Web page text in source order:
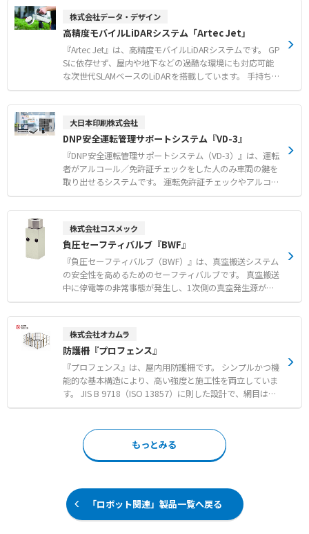
点検ワークフロー 【用途・事例】 ●配管などのエア漏れ
（エアリーク）検査 ●より遠い距離からの微小なガス漏れ
や真空漏れの迅速な特定 ●部分放電の検出および放電タイ
プの識別によるダウンタイム防止
を行う制御方式で、一部モデルはバイパス回路を内蔵して
います。 さまざまな設備機器の改善実績があり、機械的な
損傷を大幅に低減します。 【特徴】 ●サイリスタ位相制
御による滑らかな始動・停止と突入電流の防止 ●ボタン操
作で初期電圧や始動時間などの多様な設定が自由に可能 ●
定常時のバイパス運転対応および一部容量でのバイパス回
路内蔵 【用途・事例】 ●ファンやポンプ、ブロワ、ベル
などの始動時に大きなトルクを必要とする負荷 ●カクハン
機の羽根や選別機のギアにおける機械的な破損防止
株式会社データ・デザイン
高精度モバイルLiDARシステム「Artec Jet」
『Artec Jet』は、高精度モバイルLiDARシステムです。 GP
Sに依存せず、屋内や地下などの過酷な環境にも対応可能
な次世代SLAMベースのLiDARを搭載しています。 手持ちで
のスキャンから完全自律型ドローンでの運用まで、さまざ
まな状況に柔軟に対応します。 測量グレードの精度による
デジタルツイン構築を強力にサポートいたします。 【特
徴】 ●測量レベルの精度による高速3Dマッピングと高密
度点群取得 ●GPS非依存で屋内や地下などの過酷な環境で
のスキャン対応 ●手持ちから完全自律型ドローンまで運用
形態に応じた高い柔軟性 【用途・事例】 ●屋内や地下空
間における高精度な3Dモデル化 ●車両やドローン搭載に
よる広域実空間のデジタルツイン構築 ●トリプルリターン
大日本印刷株式会社
DNP安全運転管理サポートシステム『VD-3』
『DNP安全運転管理サポートシステム（VD-3）』は、運転
者がアルコール／免許証チェックをした人のみ車両の鍵を
取り出せるシステムです。 運転免許証チェックやアルコー
ルチェックの実施から記録までをサポートし、管理者様の
手間や負担を軽減します。 免許証の不携帯／有効期限切れ
とで、運転者と企業の社会的信用を守ります。 2026年1月
より「マイナ免許証」に対応しております。 【特徴】 ●
アルコール検査と免許証確認をクリアした際のみ車両鍵を
取り出せる物理的制御 ● 顔写真撮影によるなりすまし防
止や免許証の有効期限・不携帯チェック機能 ● 検査結果
の自動記録と帳票作成による管理者の業務負担軽減と不正
防止 【用途・事例】 ● 安全運転管理者選任事業所におけ
給油カードも鍵ボックスに収納し、乗車に必要なものを一
括管理 ● 飲酒や免許不携帯およびチェック未実施者によ
る車両利用の物理的な防止
株式会社コスメック
負圧セーフティバルブ『BWF』
『負圧セーフティバルブ（BWF）』は、真空搬送システム
の安全性を高めるためのセーフティバルブです。 真空搬送
中に停電等の非常事態が発生し、1次側の真空発生源が停
止しても、チェック弁が閉じることで2次側の負圧を保持
します。 これにより、ロボット搬送中や吸着保持中のワー
ボット自動化設備に適した低発塵設計を採用しており、信
頼性の高い圧力保持を実現します。 【特徴】 ●停電時等
の非常時にも2次側の負圧を保持し落下を防止 ●半導体プ
ロセスに適したクリーン環境用低発塵グリス採用 ●ソフト
シール採用による信頼性の高い圧力保持性能 【用途・事
例】 ●真空搬送を伴う組立・検査工程におけるワーク落下
クアップ ●停電時等の非常時に備えた真空搬送ラインの安
全対策
株式会社オカムラ
防護柵『プロフェンス』
『プロフェンス』は、屋内用防護柵です。 シンプルかつ機
能的な基本構造により、高い強度と施工性を両立していま
す。 JIS B 9718（ISO 13857）に則した設計で、網目はよ
じ登りにくい構造を採用しています。 支柱は警告の意味を
性の高いカラーリングで安全に配慮しています。 また、内
部への遮断性や視認性をより高めた透明タイプもラインナ
ップしています。 作業者の安全を確保する防護柵や、セキ
す。 【特徴】 ●シンプルかつ機能的な基本構造による高
い強度と施工性の両立 ●よじ登りにくく視認性の高いメッ
シュパネルと支柱カラーの採用 ●JIS規格およびISO規格に
則した安全設計 【用途・事例】 ●産業用ロボットやマテ
もっとみる
「ロボット関連」製品一覧へ戻る